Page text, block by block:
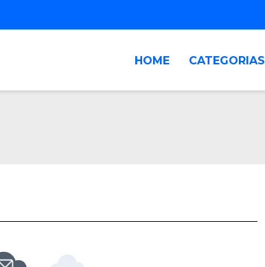
HOME CATEGORIAS